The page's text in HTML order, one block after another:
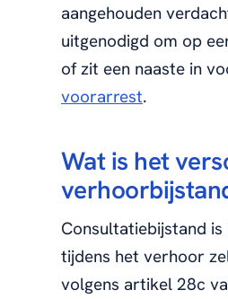
aangehouden
uitgenodigd om op
of zit een naaste in
voorarrest.
Wat is het
Consultatiebijstand
tijdens het verhoor
volgens artikel 28c